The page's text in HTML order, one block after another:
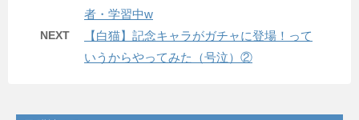
者・学習中w
NEXT
【白猫】記念キャラがガチャに登場！って
いうからやってみた（号泣）②